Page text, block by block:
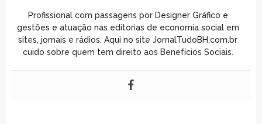
Profissional com passagens por Designer Gráfico e
gestões e atuação nas editorias de economia social em
sites, jornais e rádios. Aqui no site JornalTudoBH.com.br
cuido sobre quem tem direito aos Benefícios Sociais.